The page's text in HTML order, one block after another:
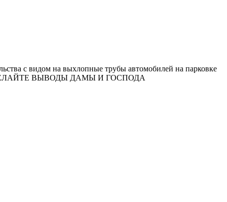
с видом на выхлопные трубы автомобилей на парковке
ДЕЛАЙТЕ ВЫВОДЫ ДАМЫ И ГОСПОДА